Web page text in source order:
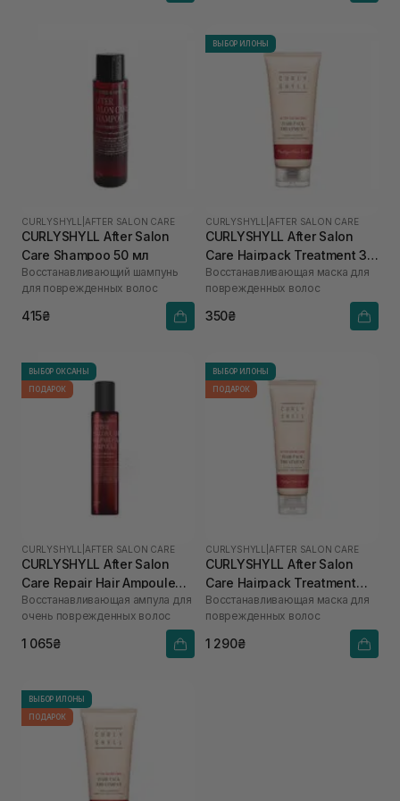
CURLYSHYLL AFTER SALON CARE
CURLYSHYLL After Salon
Care Shampoo 50 мл
Восстанавливающий шампунь
для поврежденных волос
415₴
ВЫБОР ИЛОНЫ
CURLYSHYLL AFTER SALON CARE
CURLYSHYLL After Salon
Care Hairpack Treatment 30
мл
Восстанавливающая маска для
поврежденных волос
350₴
ВЫБОР ОКСАНЫ
ПОДАРОК
CURLYSHYLL AFTER SALON CARE
CURLYSHYLL After Salon
Care Repair Hair Ampoule
100 мл
Восстанавливающая ампула для
очень поврежденных волос
1 065₴
ВЫБОР ИЛОНЫ
ПОДАРОК
CURLYSHYLL AFTER SALON CARE
CURLYSHYLL After Salon
Care Hairpack Treatment
250 мл
Восстанавливающая маска для
поврежденных волос
1 290₴
ВЫБОР ИЛОНЫ
ПОДАРОК